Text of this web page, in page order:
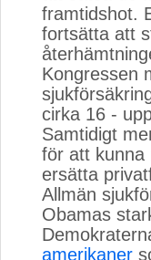
framtidshot.
fortsätta att
Kongressen
cirka 16 -
Samtidigt
för att kunna
ersätta
Allmän
Obamas
amerikaner